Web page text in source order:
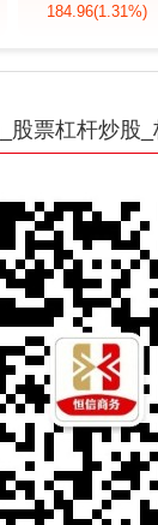
184.96(1.31%)
股票杠杆炒股